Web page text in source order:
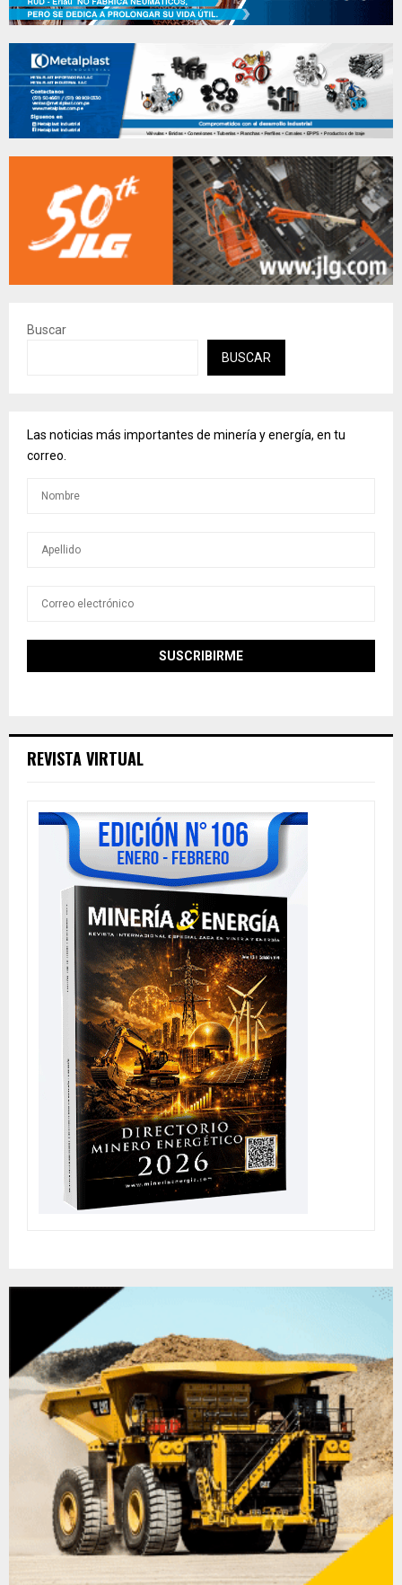
Buscar
BUSCAR
Las noticias más importantes de minería y energía, en tu
correo.
REVISTA VIRTUAL